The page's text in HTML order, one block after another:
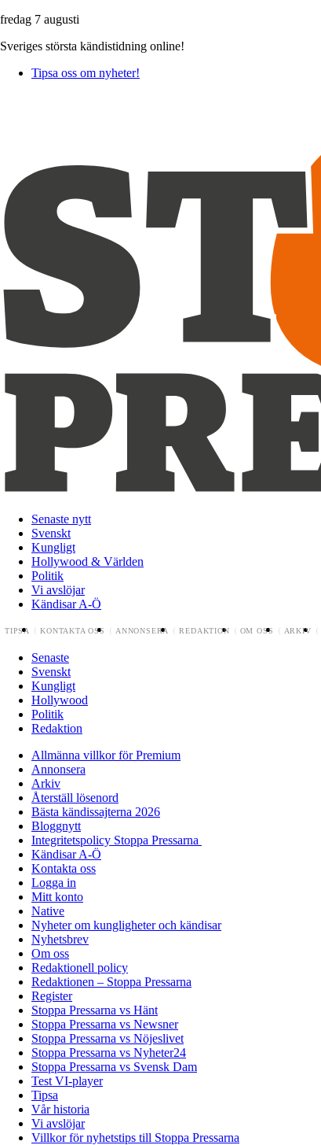
fredag 7 augusti
Sveriges största kändistidning online!
Tipsa oss om nyheter!
Senaste nytt
Svenskt
Kungligt
Hollywood & Världen
Politik
Vi avslöjar
Kändisar A-Ö
TIPSA KONTAKTA OSS ANNONSERA REDAKTION OM OSS ARKIV
Senaste
Svenskt
Kungligt
Hollywood
Politik
Redaktion
Allmänna villkor för Premium
Annonsera
Arkiv
Återställ lösenord
Bästa kändissajterna 2026
Bloggnytt
Integritetspolicy Stoppa Pressarna
Kändisar A-Ö
Kontakta oss
Logga in
Mitt konto
Native
Nyheter om kungligheter och kändisar
Nyhetsbrev
Om oss
Redaktionell policy
Redaktionen – Stoppa Pressarna
Register
Stoppa Pressarna vs Hänt
Stoppa Pressarna vs Newsner
Stoppa Pressarna vs Nöjeslivet
Stoppa Pressarna vs Nyheter24
Stoppa Pressarna vs Svensk Dam
Test VI-player
Tipsa
Vår historia
Vi avslöjar
Villkor för nyhetstips till Stoppa Pressarna